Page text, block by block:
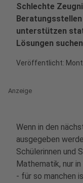
Schlechte
unterstützen
Lösungen
Veröffentlicht:
Anzeige
Wenn in den
ausgegeben
Schülerinnen und
Mathematik, nur
- für so manchen